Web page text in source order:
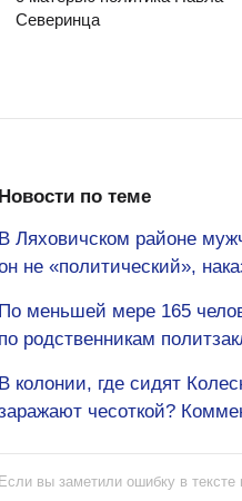
Северинца
Новости по теме
В Ляховичском районе
не «политический»,
По меньшей мере 165
по родственникам
В колонии, где сидят
чесоткой?
Если вы заметили ошибку в